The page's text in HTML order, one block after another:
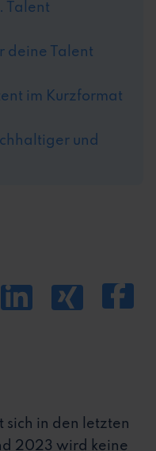
Talent
deine Talent
im Kurzformat
und
sich in den letzten
2023 wird keine